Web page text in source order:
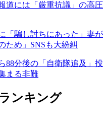
道には「厳重抗議」の高圧
「騙し討ちにあった」妻が
ため」SNSも大紛糾
88分後の「自衛隊追及」投
まる非難
ンキング